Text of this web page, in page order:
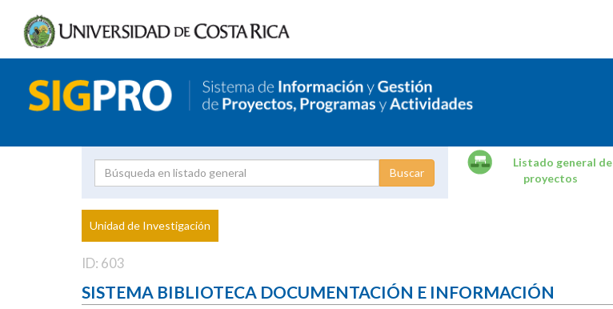
Proyecto
Investigador
Listado general de
proyectos
Unidad de Investigación
ID: 603
SISTEMA BIBLIOTECA DOCUMENTACIÓN E INFORMACIÓN